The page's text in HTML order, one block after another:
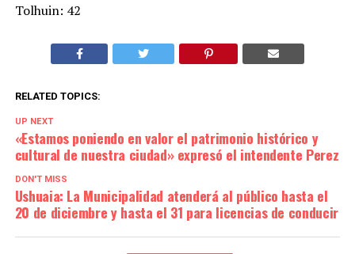
Tolhuin: 42
RELATED TOPICS:
UP NEXT
«Estamos poniendo en valor el patrimonio histórico y
cultural de nuestra ciudad» expresó el intendente Perez
DON'T MISS
Ushuaia: La Municipalidad atenderá al público hasta el
20 de diciembre y hasta el 31 para licencias de conducir